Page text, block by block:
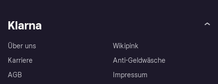
Klarna
Über uns
Karriere
AGB
Wikipink
Anti-Geldwäsche
Impressum